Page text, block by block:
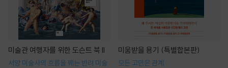
미술관 여행자를 위한 도슨트 북 II
서양 미술사의 흐름을 꿰는 반려 미술
미움받을 용기 (특별합본판)
모든 고민은 관계